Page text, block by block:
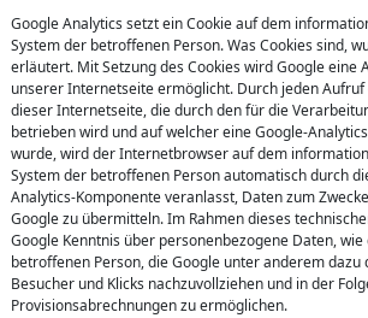
Google Analytics setzt ein Cookie auf dem
System der betroffenen Person. Was Cookies sind,
erläutert. Mit Setzung des Cookies wird Google eine
unserer Internetseite ermöglicht. Durch jeden
dieser Internetseite, die durch den für die
betrieben wird und auf welcher eine Google-
wurde, wird der Internetbrowser auf dem
System der betroffenen Person automatisch durch
Analytics-Komponente veranlasst, Daten zum
Google zu übermitteln. Im Rahmen dieses
Google Kenntnis über personenbezogene Daten,
betroffenen Person, die Google unter anderem
Besucher und Klicks nachzuvollziehen und in der
Provisionsabrechnungen zu ermöglichen.